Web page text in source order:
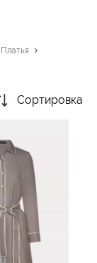
Платья
Сортировка